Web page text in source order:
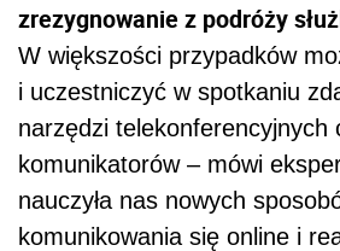
zrezygnowanie z podróży
W większości przypadków
i uczestniczyć w spotkaniu
narzędzi telekonferencyjnych
komunikatorów – mówi
nauczyła nas nowych
komunikowania się online i